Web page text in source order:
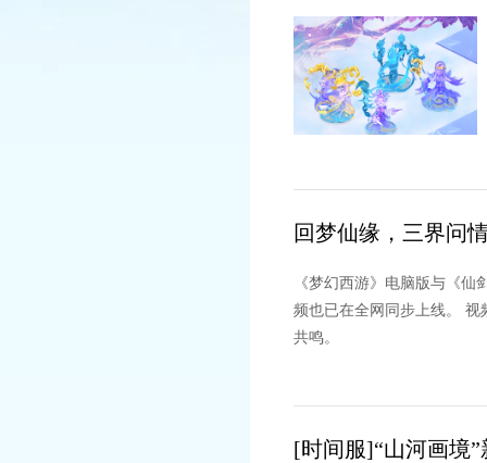
回梦仙缘，三界问
《梦幻西游》电脑版与《
频也已在全网同步上线。
共鸣。
[时间服]“山河画境